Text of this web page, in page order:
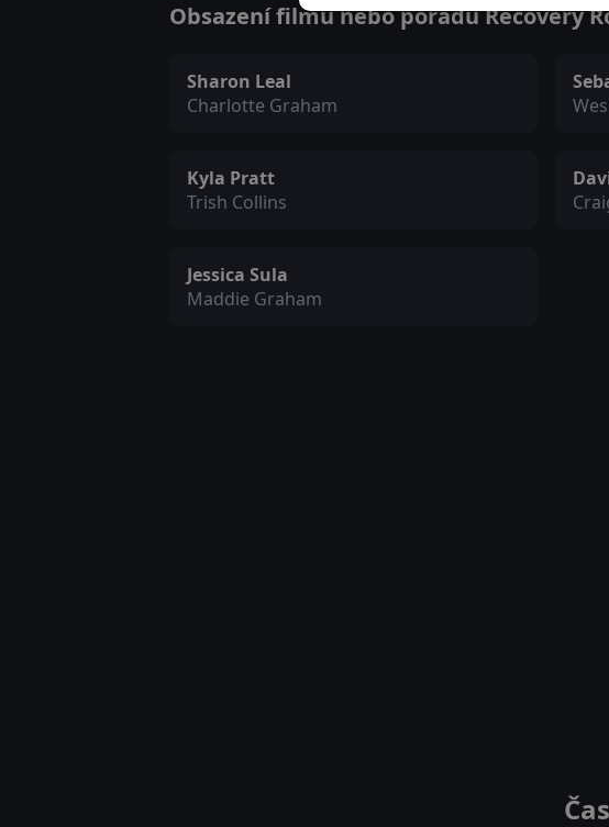
Obsazení filmu nebo pořadu Recovery
Sharon Leal
Charlotte Graham
Kyla Pratt
Trish Collins
Jessica Sula
Maddie Graham